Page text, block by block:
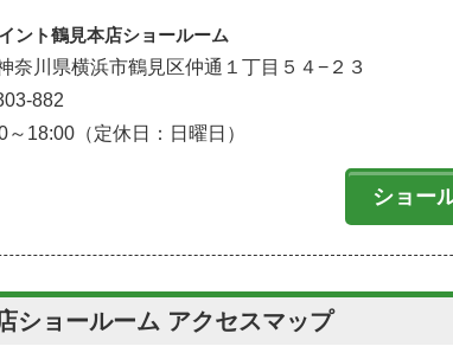
ント鶴見本店ショールーム
奈川県横浜市鶴見区仲通１丁目５４−２３
882
18:00（定休日：日曜日）
ショー
ショールーム アクセスマップ